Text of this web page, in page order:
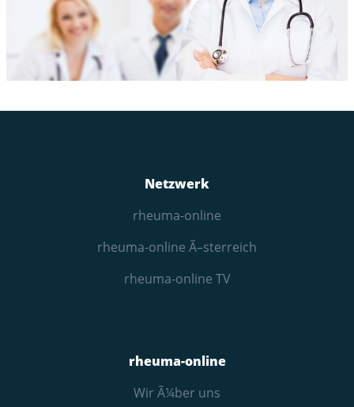
Netzwerk
rheuma-online
rheuma-online Ã–sterreich
rheuma-online TV
rheuma-online
Wir Ã¼ber uns